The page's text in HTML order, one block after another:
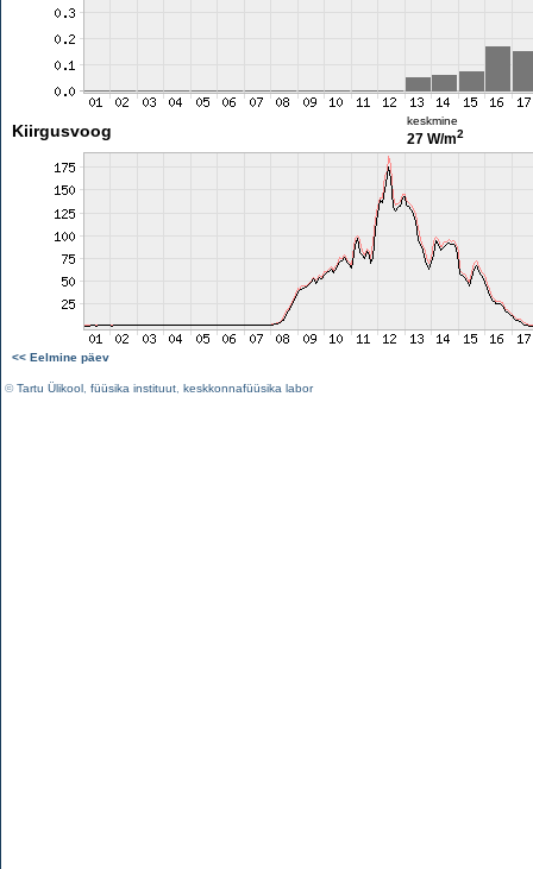
Kiirgusvoog
keskmine
27 W/m2
<< Eelmine päev
©Tartu Ülikool füüsika instituut keskkonnafüüsika labor